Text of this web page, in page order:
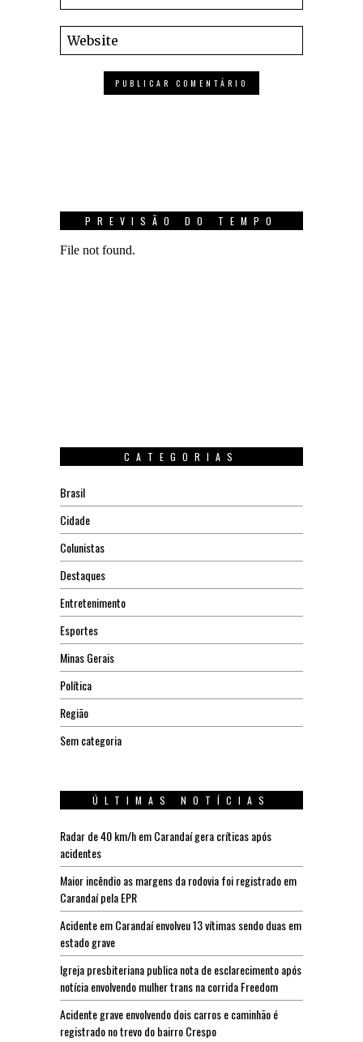
PREVISÃO DO TEMPO
CATEGORIAS
Brasil
Cidade
Colunistas
Destaques
Entretenimento
Esportes
Minas Gerais
Política
Região
Sem categoria
ÚLTIMAS NOTÍCIAS
Radar de 40 km/h em Carandaí gera críticas após
acidentes
Maior incêndio as margens da rodovia foi registrado em
Carandaí pela EPR
Acidente em Carandaí envolveu 13 vítimas sendo duas em
estado grave
Igreja presbiteriana publica nota de esclarecimento após
notícia envolvendo mulher trans na corrida Freedom
Acidente grave envolvendo dois carros e caminhão é
registrado no trevo do bairro Crespo